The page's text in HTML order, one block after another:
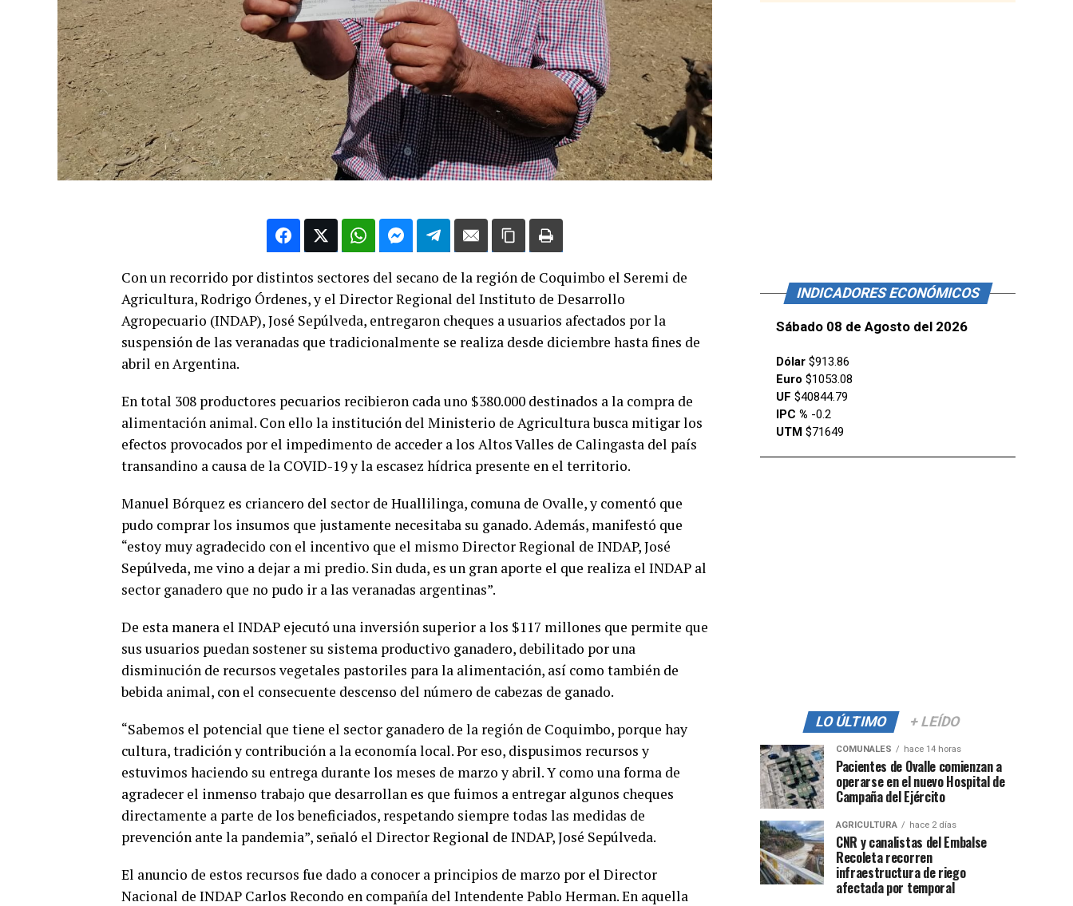
Con un recorrido por distintos sectores del secano de la región de Coquimbo el Seremi de
Agricultura, Rodrigo Órdenes, y el Director Regional del Instituto de Desarrollo
Agropecuario (INDAP), José Sepúlveda, entregaron cheques a usuarios afectados por la
suspensión de las veranadas que tradicionalmente se realiza desde diciembre hasta fines de
abril en Argentina.
En total 308 productores pecuarios recibieron cada uno $380.000 destinados a la compra de
alimentación animal. Con ello la institución del Ministerio de Agricultura busca mitigar los
efectos provocados por el impedimento de acceder a los Altos Valles de Calingasta del país
transandino a causa de la COVID-19 y la escasez hídrica presente en el territorio.
Manuel Bórquez es criancero del sector de Huallilinga, comuna de Ovalle, y comentó que
pudo comprar los insumos que justamente necesitaba su ganado. Además, manifestó que
“estoy muy agradecido con el incentivo que el mismo Director Regional de INDAP, José
Sepúlveda, me vino a dejar a mi predio. Sin duda, es un gran aporte el que realiza el INDAP al
sector ganadero que no pudo ir a las veranadas argentinas”.
De esta manera el INDAP ejecutó una inversión superior a los $117 millones que permite que
sus usuarios puedan sostener su sistema productivo ganadero, debilitado por una
disminución de recursos vegetales pastoriles para la alimentación, así como también de
bebida animal, con el consecuente descenso del número de cabezas de ganado.
“Sabemos el potencial que tiene el sector ganadero de la región de Coquimbo, porque hay
cultura, tradición y contribución a la economía local. Por eso, dispusimos recursos y
estuvimos haciendo su entrega durante los meses de marzo y abril. Y como una forma de
agradecer el inmenso trabajo que desarrollan es que fuimos a entregar algunos cheques
directamente a parte de los beneficiados, respetando siempre todas las medidas de
prevención ante la pandemia”, señaló el Director Regional de INDAP, José Sepúlveda.
El anuncio de estos recursos fue dado a conocer a principios de marzo por el Director
Nacional de INDAP Carlos Recondo en compañía del Intendente Pablo Herman. En aquella
INDICADORES ECONÓMICOS
Sábado 08 de Agosto del 2026
Dólar $913.86
Euro $1053.08
UF $40844.79
IPC % -0.2
UTM $71649
LO ÚLTIMO + LEÍDO
COMUNALES hace 14 horas
Pacientes de Ovalle comienzan a
operarse en el nuevo Hospital de
Campaña del Ejército
AGRICULTURA hace 2 días
CNR y canalistas del Embalse
Recoleta recorren
infraestructura de riego
afectada por temporal